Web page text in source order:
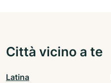
Città vicino a te
Latina